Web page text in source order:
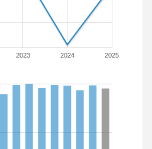
2023 2024 2025